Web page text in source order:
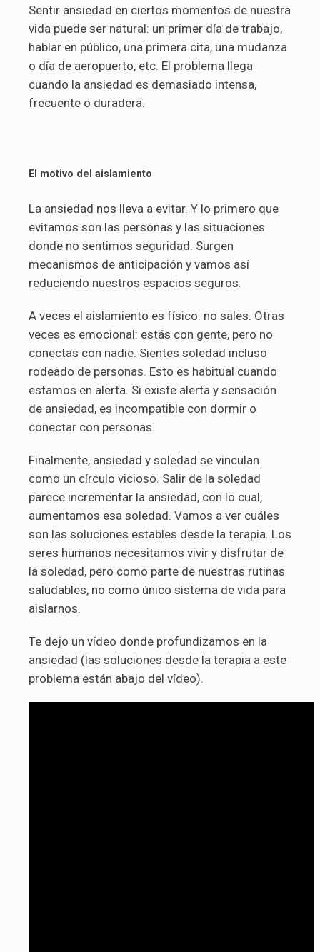
Sentir ansiedad en ciertos momentos de nuestra
vida puede ser natural: un primer día de trabajo,
hablar en público, una primera cita, una mudanza
o día de aeropuerto, etc. El problema llega
cuando la ansiedad es demasiado intensa,
frecuente o duradera.
El motivo del aislamiento
La ansiedad nos lleva a evitar. Y lo primero que
evitamos son las personas y las situaciones
donde no sentimos seguridad. Surgen
mecanismos de anticipación y vamos así
reduciendo nuestros espacios seguros.
A veces el aislamiento es físico: no sales. Otras
veces es emocional: estás con gente, pero no
conectas con nadie. Sientes soledad incluso
rodeado de personas. Esto es habitual cuando
estamos en alerta. Si existe alerta y sensación
de ansiedad, es incompatible con dormir o
conectar con personas.
Finalmente, ansiedad y soledad se vinculan
como un círculo vicioso. Salir de la soledad
parece incrementar la ansiedad, con lo cual,
aumentamos esa soledad. Vamos a ver cuáles
son las soluciones estables desde la terapia. Los
seres humanos necesitamos vivir y disfrutar de
la soledad, pero como parte de nuestras rutinas
saludables, no como único sistema de vida para
aislarnos.
Te dejo un vídeo donde profundizamos en la
ansiedad (las soluciones desde la terapia a este
problema están abajo del vídeo).